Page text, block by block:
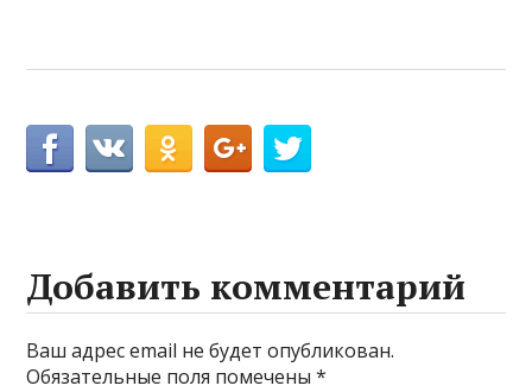
Добавить комментарий
Ваш адрес email не будет опубликован.
Обязательные поля помечены*